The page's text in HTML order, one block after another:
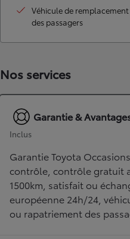
Véhicule de
des passagers
Nos services
Garantie &
Inclus
Garantie Toyota
contrôle, contrôle gratuit
1500km, satisfait ou
européenne 24h/24,
ou rapatriement des